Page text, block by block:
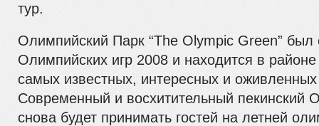
тур.
Олимпийский Парк “The Olympic Green” был
Олимпийских игр 2008 и находится в
самых известных, интересных и
Современный и восхитительный пекинский
снова будет принимать гостей на летней